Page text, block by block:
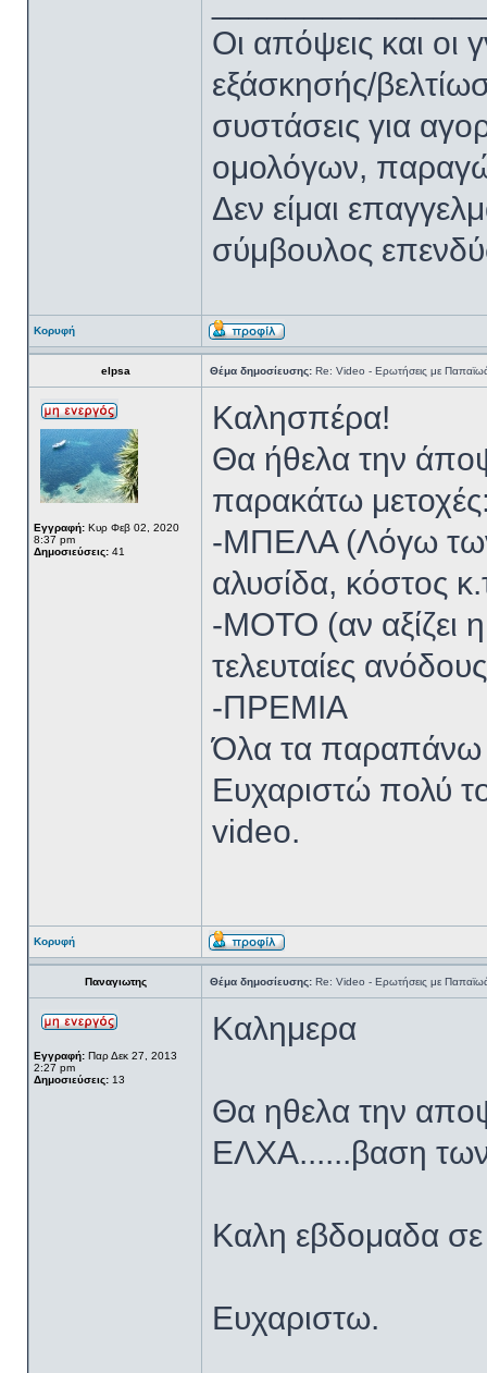
Oι απόψεις και
εξάσκησής/
συστάσεις για
ομολόγων,
Δεν είμαι
σύμβουλος
Κορυφή
elpsa Θέμα δημοσίευσης: Re: Video - Ερωτήσεις με
Εγγραφή: Κυρ Φεβ 02, 2020
8:37 pm
Δημοσιεύσεις: 41
Καλησπέρα!
Θα ήθελα την
παρακάτω
-ΜΠΕΛΑ (Λόγω των
αλυσίδα, κόστος
-ΜΟΤΟ (αν αξίζει
τελευταίες
-ΠΡΕΜΙΑ
Όλα τα παραπάνω
Ευχαριστώ πολύ
video.
Κορυφή
Παναγιωτης Θέμα δημοσίευσης: Re: Video - Ερωτήσεις με
Εγγραφή: Παρ Δεκ 27, 2013
2:27 pm
Δημοσιεύσεις: 13
Καλημερα
Θα ηθελα την
ΕΛΧΑ......βαση των
Καλη εβδομαδα
Ευχαριστω.